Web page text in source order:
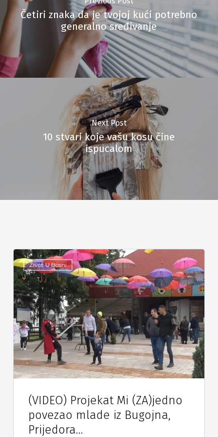
Četiri znaka da je tvojoj kući potrebno
generalno sređivanje
Next Post
10 stvari koje vašu kosu čine
ispucalom
Život U Bosni
(VIDEO) Projekat Mi (ZA)jedno
povezao mlade iz Bugojna,
Prijedora…